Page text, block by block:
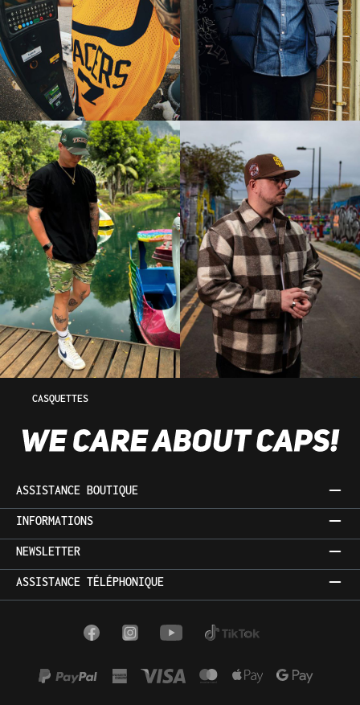
CASQUETTES
ASSISTANCE BOUTIQUE
INFORMATIONS
NEWSLETTER
ASSISTANCE TÉLÉPHONIQUE